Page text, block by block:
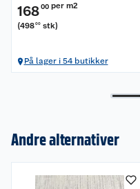
16800 per m2
(49800 stk)
På lager i 54 butikker
Andre alternativer